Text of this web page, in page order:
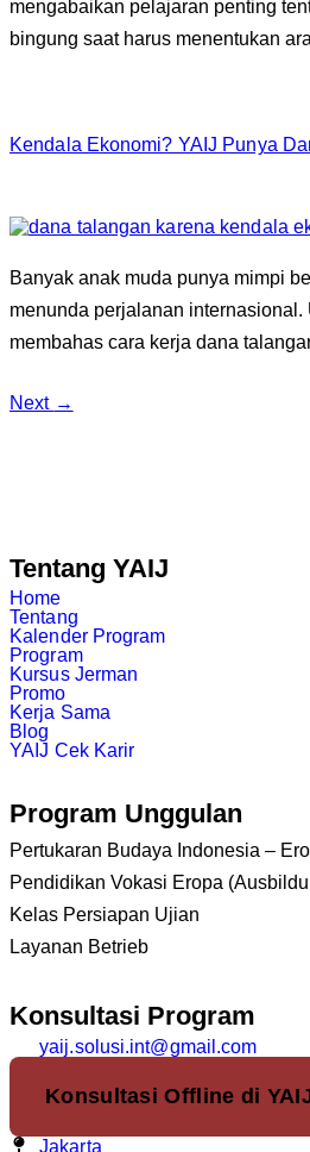
mengabaikan pelajaran penting
bingung saat harus menentukan
Kendala Ekonomi? YAIJ Punya
Banyak anak muda punya mimpi
menunda perjalanan
membahas cara kerja dana
Next →
Tentang YAIJ
Home
Tentang
Kalender Program
Program
Kursus Jerman
Promo
Kerja Sama
Blog
YAIJ Cek Karir
Program Unggulan
Pertukaran Budaya Indonesia –
Pendidikan Vokasi Eropa
Kelas Persiapan Ujian
Layanan Betrieb
Konsultasi Program
yaij.solusi.int@gmail.com
Konsultasi Offline di
Jakarta